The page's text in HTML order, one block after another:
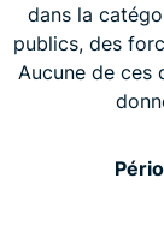
dans la
publics, des
Aucune de ces